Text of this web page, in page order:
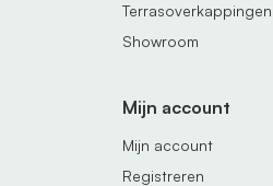
Terrasoverkappingen
Showroom
Mijn account
Mijn account
Registreren